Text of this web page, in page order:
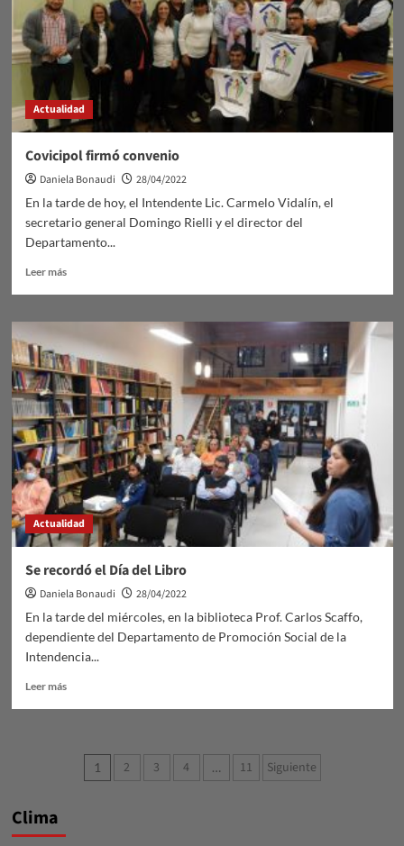
la
vida.
Actualidad
Covicipol firmó convenio
Daniela Bonaudi
28/04/2022
En la tarde de hoy, el Intendente Lic. Carmelo Vidalín, el
secretario general Domingo Rielli y el director del
Departamento...
Leer másLeer
Covicipol
convenio
Actualidad
Se recordó el Día del Libro
Daniela Bonaudi
28/04/2022
En la tarde del miércoles, en la biblioteca Prof. Carlos Scaffo,
dependiente del Departamento de Promoción Social de la
Intendencia...
Leer másLeer
recordó
Paginación
1 2 3 4 … 11 Siguiente
Clima